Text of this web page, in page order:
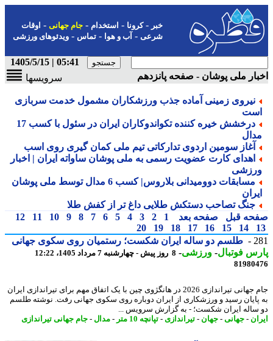
-کرونا-استخدام- جام جهانی-اوقات
شرعی-آب و هوا-تماس-ویدئوهای ورزشی
05:41 | 1405/5/15
ملی پوشان - صفحه پانزدهم
سرویسها
نیروی زمینی آماده جذب ورزشکاران مشمول خدمت سربازی
درخشش خیره کننده تکواندوکاران ایران در سئول با کسب 17
آغاز سومین اردوی تدارکاتی تیم ملی کمان گیری روی اسب
اهدای کارت عضویت رسمی به ملی پوشان ساواته ایران | اخبار
مسابقات دوومیدانی بلاروس| کسب 6 مدال توسط ملی پوشان
جنگ تصاحب دستکش طلایی داغ تر از کفش طلا
قبل صفحه بعد 1
2
3
4
5
6
7
8
9
10
11
12
14
15
16
17
18
19
20
طلسم دو ساله ایران شکست؛ رستمیان روی سکوی جهانی
فوتبال-ورزشی-8 روز پیش - چهارشنبه 7 مرداد 1405، 12:22
جام جهانی تیراندازی 2026 در هانگژوی چین با یک اتفاق مهم برای تیراندازی ایران
رسید و ورزشکاری از ایران دوباره روی سکوی جهانی رفت. نوشته طلسم
ایران شکست؛ - به گزارش سرویس ...
- جهانی-جهان-تیراندازی- تپانچه 10 متر -مدال-جام جهانی تیراندازی